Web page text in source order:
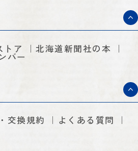
トア 北海道新聞社の本
バー
交換規約 よくある質問